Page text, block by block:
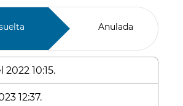
Anulada
10:15.
12:37.